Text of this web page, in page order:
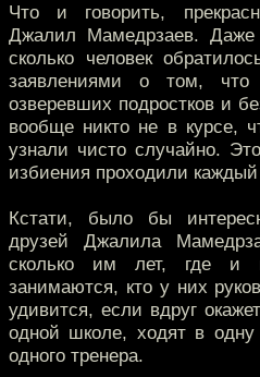
Что и говорить,
Джалил Мамедрзаев. Даже
сколько человек
заявлениями о том,
озверевших подростков и
вообще никто не в курсе,
узнали чисто случайно.
избиения проходили каждый
Кстати, было бы
друзей Джалила
сколько им лет, где и
занимаются, кто у них
удивится, если вдруг
одной школе, ходят в
одного тренера.